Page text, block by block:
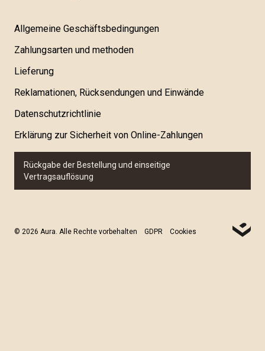
Allgemeine Geschäftsbedingungen
Zahlungsarten und methoden
Lieferung
Reklamationen, Rücksendungen und Einwände
Datenschutzrichtlinie
Erklärung zur Sicherheit von Online-Zahlungen
Rückgabe der Bestellung und einseitige
Vertragsauflösung
© 2026 Aura. Alle Rechte vorbehalten GDPR Cookies